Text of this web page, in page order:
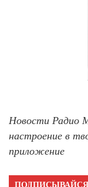
Новости Радио
настроение в
приложение